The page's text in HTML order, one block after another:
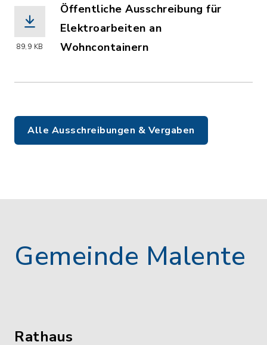
89,9 KB
Öffentliche Ausschreibung für
Elektroarbeiten an
Wohncontainern
Alle Ausschreibungen & Vergaben
Gemeinde Malente
Rathaus